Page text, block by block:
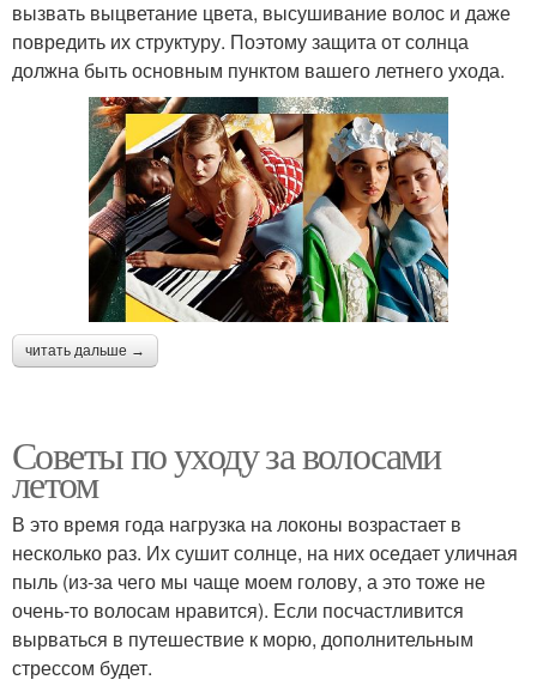
вызвать выцветание цвета, высушивание волос и даже
повредить их структуру. Поэтому защита от солнца
должна быть основным пунктом вашего летнего ухода.
читать дальше →
Советы по уходу за волосами
летом
В это время года нагрузка на локоны возрастает в
несколько раз. Их сушит солнце, на них оседает уличная
пыль (из-за чего мы чаще моем голову, а это тоже не
очень-то волосам нравится). Если посчастливится
вырваться в путешествие к морю, дополнительным
стрессом будет.